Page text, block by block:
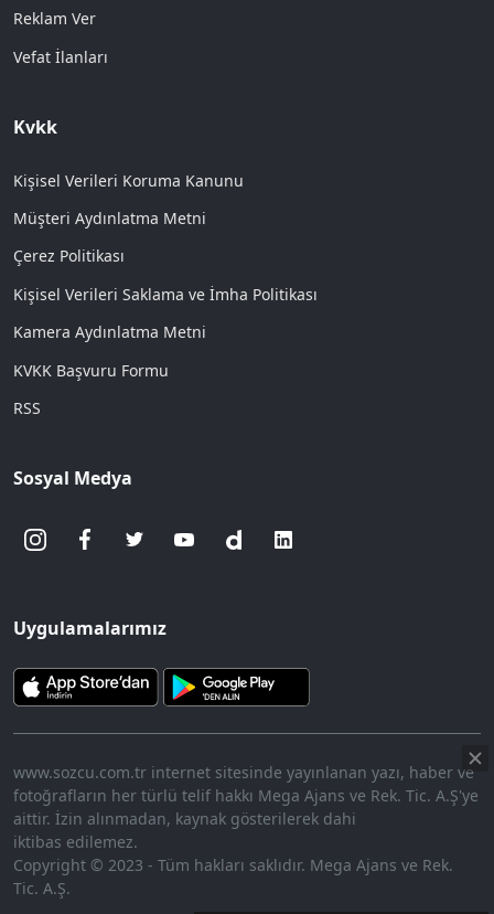
Aç
14.52%
Reklam Ver
Vefat İlanları
Kvkk
Kişisel Verileri Koruma Kanunu
Müşteri Aydınlatma Metni
Çerez Politikası
Kişisel Verileri Saklama ve İmha Politikası
Kamera Aydınlatma Metni
KVKK Başvuru Formu
RSS
Sosyal Medya
Uygulamalarımız
www.sozcu.com.tr internet sitesinde yayınlanan yazı, haber ve
fotoğrafların her türlü telif hakkı Mega Ajans ve Rek. Tic. A.Ş'ye
aittir. İzin alınmadan, kaynak gösterilerek dahi
iktibas edilemez.
Copyright © 2023 - Tüm hakları saklıdır. Mega Ajans ve Rek.
Tic. A.Ş.